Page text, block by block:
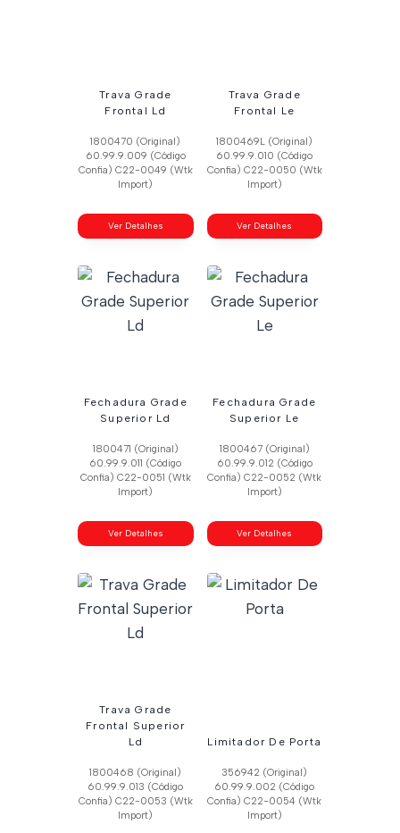
Trava Grade
Frontal Ld
1800470 (Original)
60.99.9.009 (Código
Confia) C22-0049 (Wtk
Import)
Ver Detalhes
Trava Grade
Frontal Le
1800469L (Original)
60.99.9.010 (Código
Confia) C22-0050 (Wtk
Import)
Ver Detalhes
Fechadura Grade
Superior Ld
1800471 (Original)
60.99.9.011 (Código
Confia) C22-0051 (Wtk
Import)
Ver Detalhes
Fechadura Grade
Superior Le
1800467 (Original)
60.99.9.012 (Código
Confia) C22-0052 (Wtk
Import)
Ver Detalhes
Trava Grade
Frontal Superior
Ld
1800468 (Original)
60.99.9.013 (Código
Confia) C22-0053 (Wtk
Import)
Limitador De Porta
356942 (Original)
60.99.9.002 (Código
Confia) C22-0054 (Wtk
Import)